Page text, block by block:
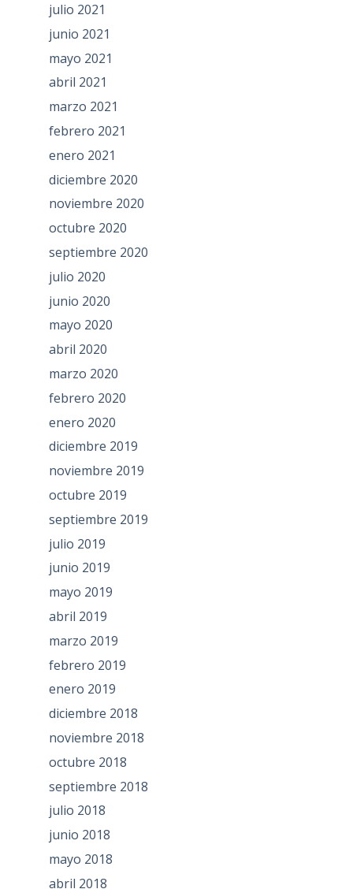
julio 2021
junio 2021
mayo 2021
abril 2021
marzo 2021
febrero 2021
enero 2021
diciembre 2020
noviembre 2020
octubre 2020
septiembre 2020
julio 2020
junio 2020
mayo 2020
abril 2020
marzo 2020
febrero 2020
enero 2020
diciembre 2019
noviembre 2019
octubre 2019
septiembre 2019
julio 2019
junio 2019
mayo 2019
abril 2019
marzo 2019
febrero 2019
enero 2019
diciembre 2018
noviembre 2018
octubre 2018
septiembre 2018
julio 2018
junio 2018
mayo 2018
abril 2018